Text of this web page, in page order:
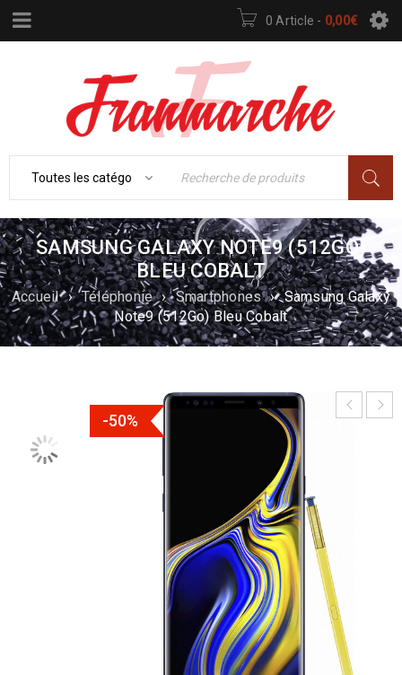
0 Article - 0,00€
SAMSUNG GALAXY NOTE9 (512GO)
BLEU COBALT
Accueil › Téléphonie › Smartphones › Samsung Galaxy
Note9 (512Go) Bleu Cobalt
-50%